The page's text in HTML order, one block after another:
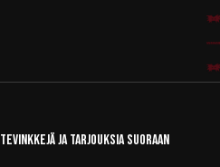
ja tarjouksia suoraan